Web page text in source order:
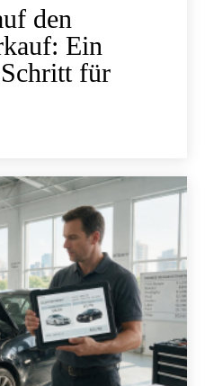
den
Ein
für